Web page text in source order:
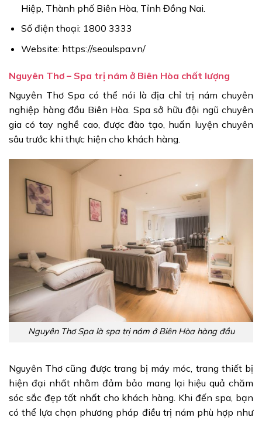
Hiệp, Thành phố Biên Hòa, Tỉnh Đồng Nai.
Số điện thoại: 1800 3333
Website: https://seoulspa.vn/
Nguyên Thơ – Spa trị nám ở Biên Hòa chất lượng
Nguyên Thơ Spa có thể nói là địa chỉ trị nám chuyên
nghiệp hàng đầu Biên Hòa. Spa sở hữu đội ngũ chuyên
gia có tay nghề cao, được đào tạo, huấn luyện chuyên
sâu trước khi thực hiện cho khách hàng.
Nguyên Thơ Spa là spa trị nám ở Biên Hòa hàng đầu
Nguyên Thơ cũng được trang bị máy móc, trang thiết bị
hiện đại nhất nhằm đảm bảo mang lại hiệu quả chăm
sóc sắc đẹp tốt nhất cho khách hàng. Khi đến spa, bạn
có thể lựa chọn phương pháp điều trị nám phù hợp như